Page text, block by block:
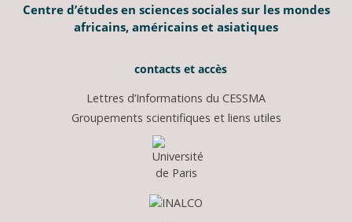
Centre d’études en sciences sociales sur les mondes
africains, américains et asiatiques
contacts et accès
Lettres d’Informations du CESSMA
Groupements scientifiques et liens utiles